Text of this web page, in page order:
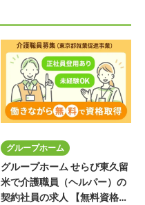
グループホーム
グループホーム せらび東久留
米で介護職員（ヘルパー）の
契約社員の求人 【無料資格取